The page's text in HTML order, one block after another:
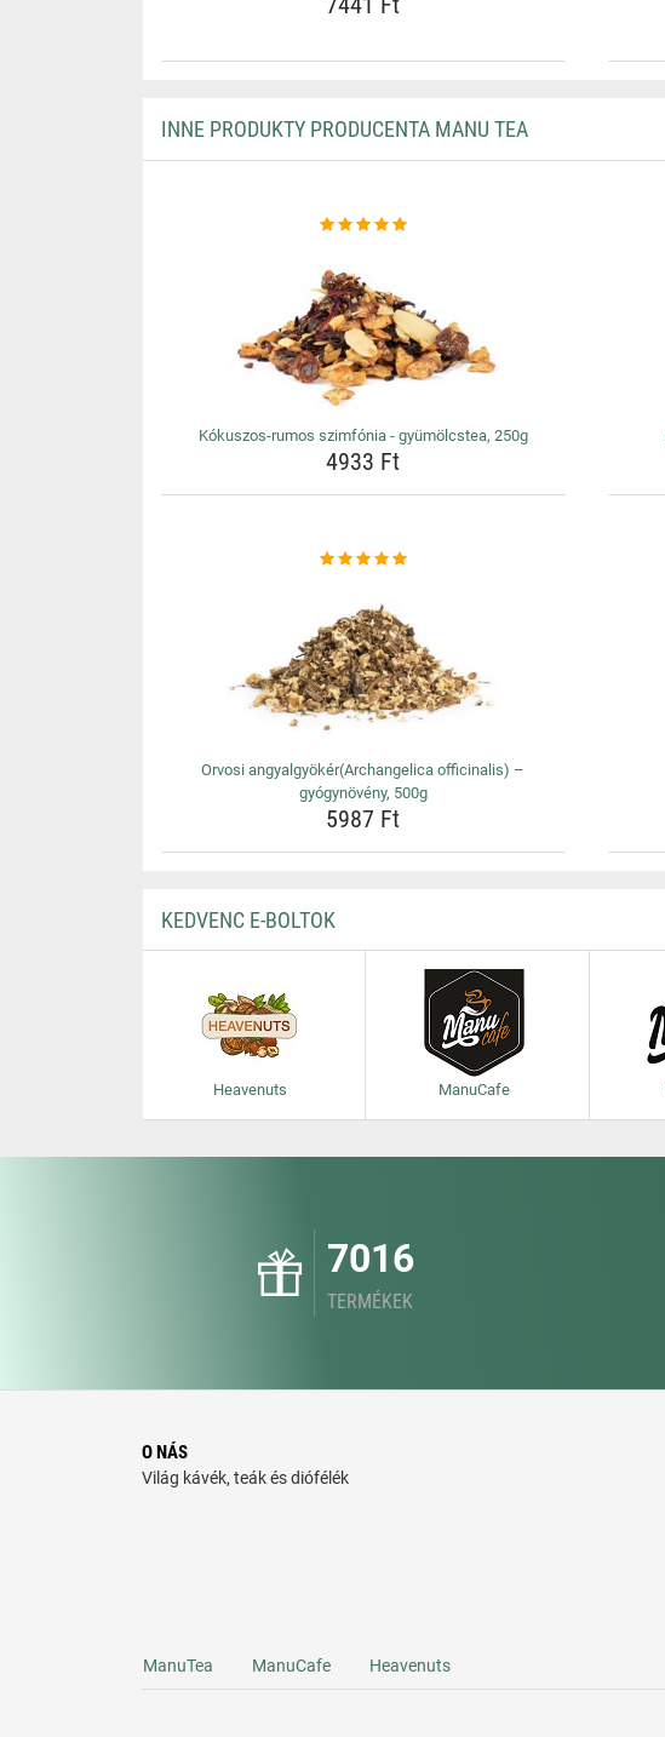
INNE PRODUKTY PRODUCENTA MANU TEA
Kókuszos-rumos szimfónia - gyümölcstea, 250g
4933 Ft
Orvosi angyalgyökér(Archangelica officinalis) –
gyógynövény, 500g
5987 Ft
KEDVENC E-BOLTOK
Heavenuts ManuCafe
7016
TERMÉKEK
O NÁS
Világ kávék, teák és diófélék
ManuTea ManuCafe Heavenuts